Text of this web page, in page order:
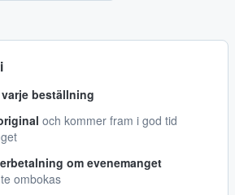
beställning
och kommer fram i god tid
om evenemanget
ombokas